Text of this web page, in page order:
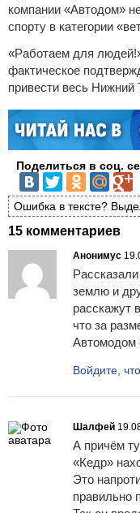
компании «Автодом»
спорту в категории
«Работаем для
фактическое
привести весь
Поделиться в соц.
Ошибка в тексте?
15 комментариев
Анонимус
землю и
расскажут
что за
Автомодом
Войдите,
Шалфей
А причём
«Кедр»
Это
правильно